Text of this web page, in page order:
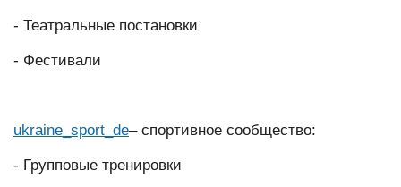
- Театральные постановки
- Фестивали
ukraine_sport_de– спортивное сообщество:
- Групповые тренировки